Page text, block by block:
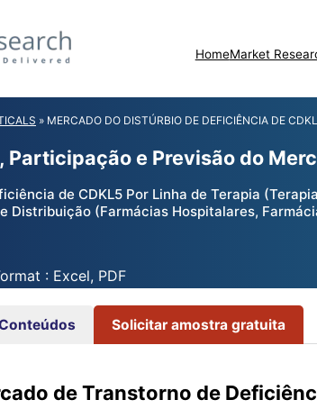
HomeMarket
» MERCADO DO DISTÚRBIO DE DEFICIÊNCIA DE
Participação e Previsão do
de CDKL5 Por Linha de Terapia
Distribuição (Farmácias Hospitalares,
: Excel, PDF
Solicitar amostra gratuita
de Transtorno de